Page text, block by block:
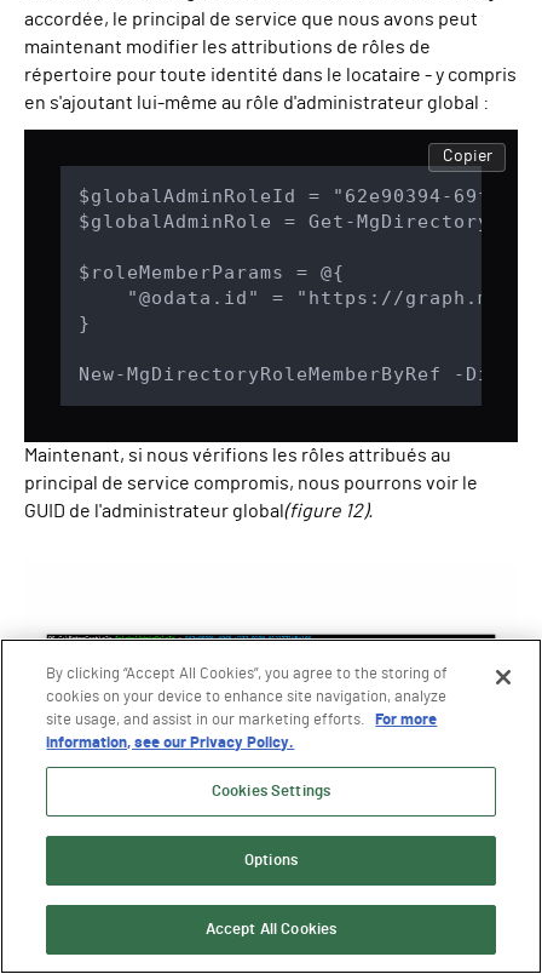
accordée, le principal de service que nous avons peut
maintenant modifier les attributions de rôles de
répertoire pour toute identité dans le locataire - y compris
en s'ajoutant lui-même au rôle d'administrateur global :
Copier
$globalAdminRoleId = "62e90394-69f5-
$globalAdminRole = Get-
$roleMemberParams = @{
"@odata.id" = "https://
}
New-MgDirectoryRoleMemberByRef -
Maintenant, si nous vérifions les rôles attribués au
principal de service compromis, nous pourrons voir le
GUID de l'administrateur global (figure 12).
comportement essentielle peut être mise en évidence :
Pourquoi est-il nécessaire d'obtenir un nouveau JWT pour
By clicking “Accept All Cookies”, you agree to the storing of
cookies on your device to enhance site navigation, analyze
site usage, and assist in our marketing efforts.
For more
information, see our Privacy Policy.
Cookies Settings
Options
Accept All Cookies